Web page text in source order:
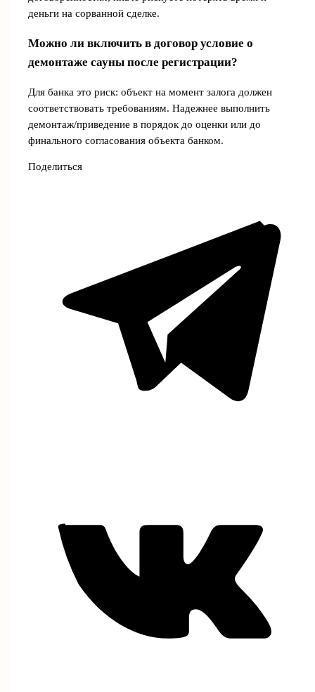
деньги на сорванной сделке.
Можно ли включить в договор условие о
демонтаже сауны после регистрации?
Для банка это риск: объект на момент залога должен
соответствовать требованиям. Надежнее выполнить
демонтаж/приведение в порядок до оценки или до
финального согласования объекта банком.
Поделиться